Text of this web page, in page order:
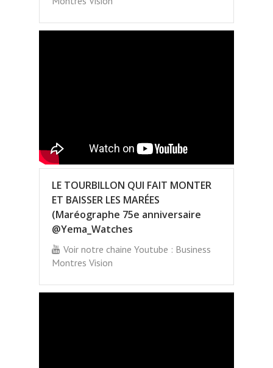
LE TOURBILLON QUI FAIT MONTER
ET BAISSER LES MARÉES
(Maréographe 75e anniversaire
@Yema_Watches
Voir notre chaine Youtube : Business
Montres Vision